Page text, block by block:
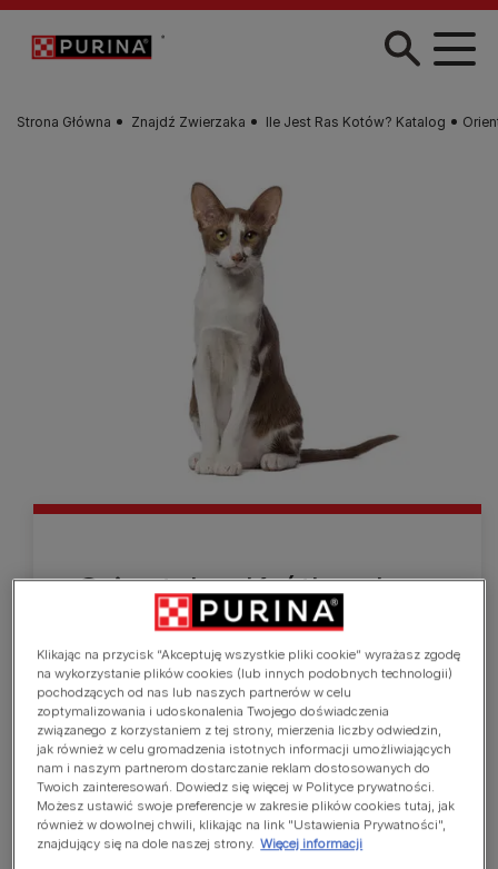
Przejdź do treści
Strona Główna Znajdź Zwierzaka Ile Jest Ras Kotów? Katalog
Orientalny Krótkowłosy
Koty orientalne są średniej wielkości, ale
wyglądają na cięższe niż są w rzeczywistości. O
sylwetce podobnej do kotów syjamskich, długiej i
szczupłej z puszystym ogonem i smukłymi nogami.
Głowa w kształcie trójkątnego klina, mocnym
profilem i dużymi szeroko rozstawionymi uszami.
Sierść mają bardzo krótką, lśniącą, przylegającą
do ciała, o lekkiej teksturze. Występują w różnych
barwach i wzorcach.
Klikając na przycisk “Akceptuję wszystkie pliki cookie” wyrażasz zgodę
na wykorzystanie plików cookies (lub innych podobnych technologii)
pochodzących od nas lub naszych partnerów w celu
zoptymalizowania i udoskonalenia Twojego doświadczenia
związanego z korzystaniem z tej strony, mierzenia liczby odwiedzin,
jak również w celu gromadzenia istotnych informacji umożliwiających
nam i naszym partnerom dostarczanie reklam dostosowanych do
Twoich zainteresowań. Dowiedz się więcej w Polityce prywatności.
Możesz ustawić swoje preferencje w zakresie plików cookies tutaj, jak
również w dowolnej chwili, klikając na link "Ustawienia Prywatności",
znajdujący się na dole naszej strony. Więcej informacji